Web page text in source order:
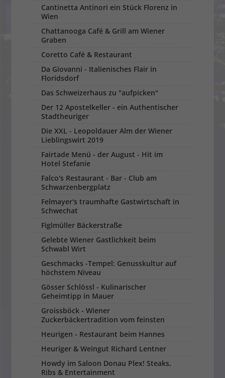
Cantinetta Antinori ein Stück Florenz in
Wien
Chattanooga Café & Grill am Wiener
Graben
Coretto Café & Restaurant
Da Giovanni - Italienisches Flair in
Floridsdorf
Das Schweizerhaus zu "aufpicken"
Der 12 Apostelkeller - ein Authentischer
Stadtheuriger
Die XXL - Leopoldauer Alm der Wiener
Lieblingswirt 2019
Fairtade Menü - der August - Hit im
Hotel Stefanie
Falco's Restaurant - Bar - Club am
Schwarzenbergplatz
Felmayer's traumhafte Gastwirtschaft in
Schwechat
Figlmüller Bäckerstraße
Gelebte Wiener Gastlichkeit beim
Schwabl Wirt
Geschmacks -Tempel: Genusskultur auf
höchstem Niveau
Gösser Schlössl - Kulinarischer
Geheimtipp in Mauer
Groissböck - Wiener
Zuckerbäckertradition vom feinsten
Heurigen - Restaurant beim Hannes
Heuriger & Weingut Richard Lentner
Howdy im Saloon Donau Plex! Steaks,
Ribs & Entertainment